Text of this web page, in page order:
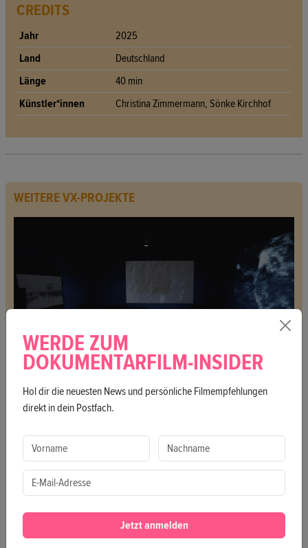
CREDITS
Jahr
2025
Land
Deutschland
Länge
40 min
Künstler*innen
Christina Zimmermann, Sönke Kirchhof
WEITERE VX-PROJEKTE
WERDE ZUM
DOKUMENTARFILM-INSIDER
Hol dir die neuesten News und persönliche Filmempfehlungen
direkt in dein Postfach.
Jetzt anmelden